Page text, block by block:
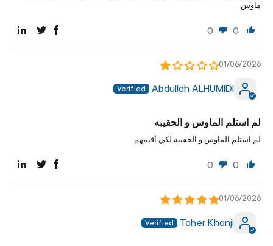
ماوس
0
0
01/06/2026
Abdullah ALHUMIDI
لم استلم الماوس و الحقيبه
لم استلم الماوس و الحقيبه لكي أقيمهم
0
0
01/06/2026
Taher Khanji